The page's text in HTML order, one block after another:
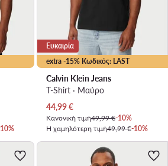
extra -15% Κωδικός: LAST
Ευκαιρία
Calvin Klein Jeans
T-Shirt · Μαύρο
Τρέχουσα τιμή
44,99€
Κανονική τιμή49,99 €-10%
Η χαμηλότερη τιμή49,99 €-10%